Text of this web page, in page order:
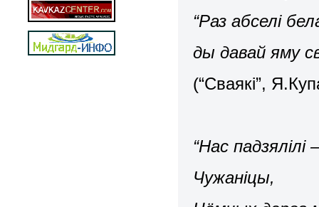
“Раз абселі
ды давай яму
(“Сваякі”,
“Нас падзялілі
Чужаніцы,